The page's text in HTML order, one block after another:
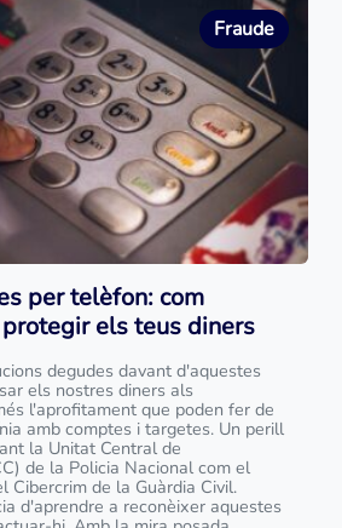
Fraude
per telèfon: com
els teus diners
degudes davant d'aquestes
els nostres diners als
l'aprofitament que poden fer de
amb comptes i targetes. Un perill
la Unitat Central de
de la Policia Nacional com el
Cibercrim de la Guàrdia Civil.
d'aprendre a reconèixer aquestes